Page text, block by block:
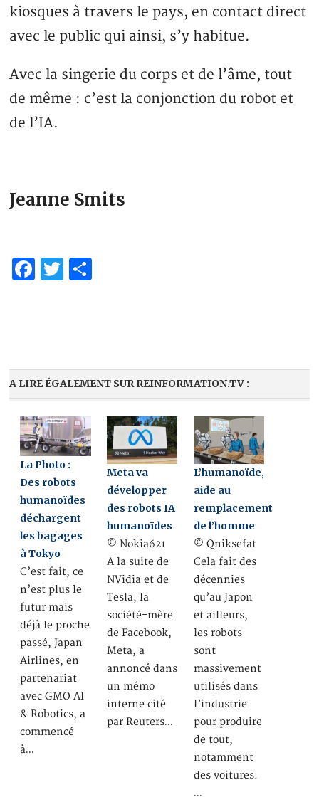
kiosques à travers le pays, en contact direct
avec le public qui ainsi, s’y habitue.
Avec la singerie du corps et de l’âme, tout
de même : c’est la conjonction du robot et
de l’IA.
Jeanne Smits
Facebook
Twitter
A LIRE ÉGALEMENT SUR REINFORMATION.TV :
La Photo :
Des robots
humanoïdes
déchargent
les bagages
à Tokyo
C’est fait, ce
n’est plus le
futur mais
déjà le proche
passé, Japan
Airlines, en
partenariat
avec GMO AI
& Robotics, a
commencé
à…
Meta va
développer
des robots IA
humanoïdes
© Nokia621
A la suite de
NVidia et de
Tesla, la
société-mère
de Facebook,
Meta, a
annoncé dans
un mémo
interne cité
par Reuters…
L’humanoïde,
aide au
remplacement
de l’homme
© Qniksefat
Cela fait des
décennies
qu’au Japon
et ailleurs,
les robots
sont
massivement
utilisés dans
l’industrie
pour produire
de tout,
notamment
des voitures.
…